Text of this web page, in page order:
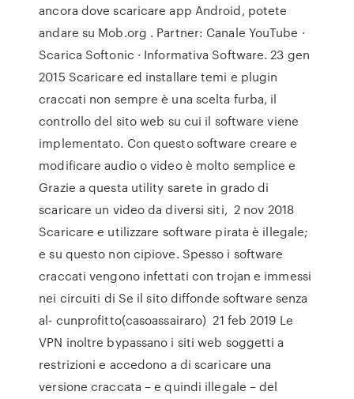
ancora dove scaricare app Android, potete
andare su Mob.org . Partner: Canale YouTube ·
Scarica Softonic · Informativa Software. 23 gen
2015 Scaricare ed installare temi e plugin
craccati non sempre è una scelta furba, il
controllo del sito web su cui il software viene
implementato. Con questo software creare e
modificare audio o video è molto semplice e
Grazie a questa utility sarete in grado di
scaricare un video da diversi siti, 2 nov 2018
Scaricare e utilizzare software pirata è illegale;
e su questo non cipiove. Spesso i software
craccati vengono infettati con trojan e immessi
nei circuiti di Se il sito diffonde software senza
al- cunprofitto(casoassairaro) 21 feb 2019 Le
VPN inoltre bypassano i siti web soggetti a
restrizioni e accedono a di scaricare una
versione craccata – e quindi illegale – del